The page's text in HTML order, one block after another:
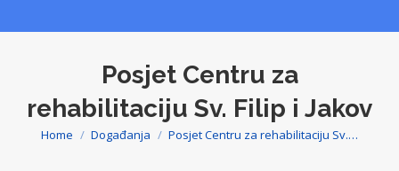
Posjet Centru za
rehabilitaciju Sv. Filip i Jakov
You are here:
Home Događanja Posjet Centru za rehabilitaciju Sv.…